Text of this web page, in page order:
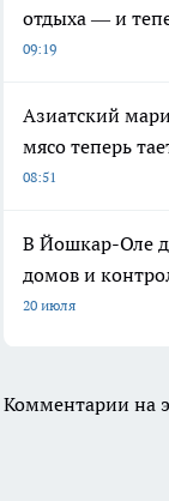
отдыха — и
09:19
Азиатский
мясо теперь
08:51
В Йошкар-Оле
домов и
20 июля
Комментарии на